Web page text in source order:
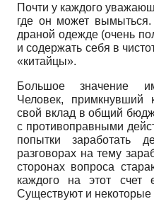
Почти у каждого
где он может
драной одежде (очень
и содержать себя в
«китайцы».
Большое значение
Человек, примкнувший
свой вклад в общий
с противоправными
попытки заработать
разговорах на тему
сторонах вопроса
каждого на этот счет
Существуют и